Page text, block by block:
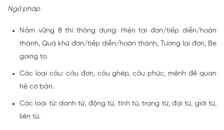
Ngữ pháp
Nắm vững 8 thì thông dụng: Hiện tại đơn/tiếp diễn/hoàn
thành, Quá khứ đơn/tiếp diễn/hoàn thành, Tương lai đơn, Be
going to.
Các loại câu: câu đơn, câu ghép, câu phức, mệnh đề quan
hệ cơ bản.
Các loại từ: danh từ, động từ, tính từ, trạng từ, đại từ, giới từ,
liên từ.